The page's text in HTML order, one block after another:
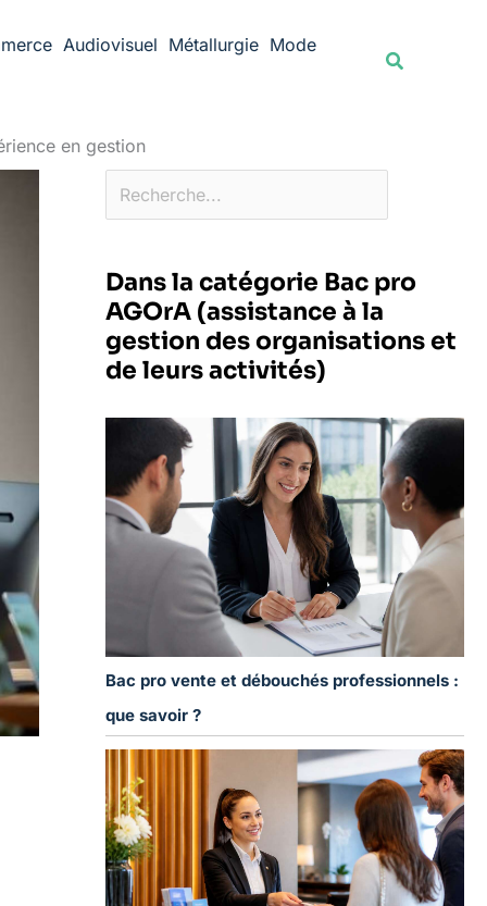
Audiovisuel Métallurgie Mode
en gestion
Dans la catégorie Bac pro
AGOrA (assistance à la
gestion des organisations et
de leurs activités)
Bac pro vente et débouchés professionnels :
que savoir ?